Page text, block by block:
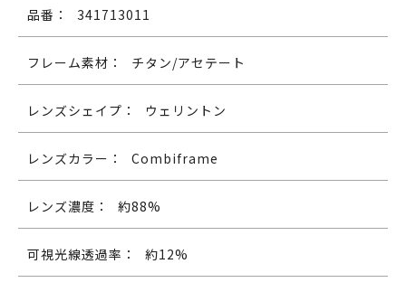
品番： 341713011
フレーム素材： チタン/アセテート
レンズシェイプ： ウェリントン
レンズカラー： Combiframe
レンズ濃度： 約88%
可視光線透過率： 約12%